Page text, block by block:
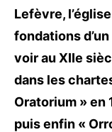
Lefèvre,
fondations
voir au XIIe
dans les
Oratorium » en
puis enfin «